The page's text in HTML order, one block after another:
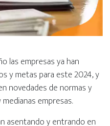
las empresas ya han
y metas para este 2024, y
novedades de normas y
empresas.
asentando y entrando en